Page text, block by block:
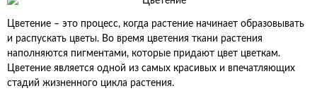
Цветение – это процесс, когда растение начинает образовывать
и распускать цветы. Во время цветения ткани растения
наполняются пигментами, которые придают цвет цветкам.
Цветение является одной из самых красивых и впечатляющих
стадий жизненного цикла растения.